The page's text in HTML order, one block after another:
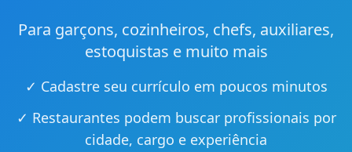
Para garçons, cozinheiros, chefs, auxiliares,
estoquistas e muito mais
✓ Cadastre seu currículo em poucos minutos
✓ Restaurantes podem buscar profissionais por
cidade, cargo e experiência